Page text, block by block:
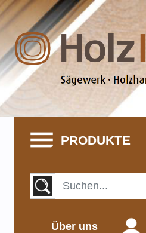
PRODUKTE
Über uns